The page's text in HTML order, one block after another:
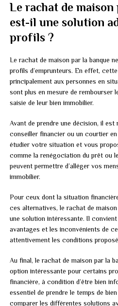
Le rachat de maison
est-il une solution
profils ?
Le rachat de maison par la banque
profils d’emprunteurs. En effet,
principalement aux personnes en
sont plus en mesure de rembourser
saisie de leur bien immobilier.
Avant de prendre une décision, il
conseiller financier ou un courtier
étudier votre situation et vous
comme la renégociation du prêt ou
peuvent permettre d’alléger vos
immobilier.
Pour ceux dont la situation
ces alternatives, le rachat de
une solution intéressante. Il
avantages et les inconvénients de
attentivement les conditions
Au final, le rachat de maison par la
option intéressante pour certains
financière, à condition d’être bien
essentiel de prendre le temps de
comparer les différentes solutions